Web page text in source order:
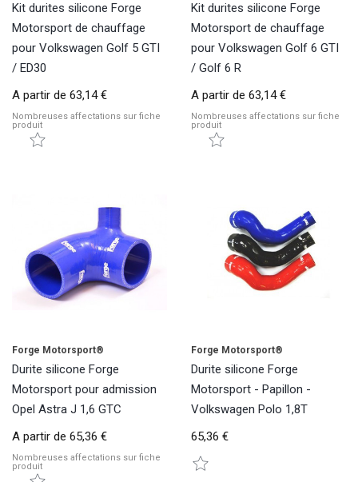
Kit durites silicone Forge
Motorsport de chauffage
pour Volkswagen Golf 5 GTI
/ ED30
A partir de 63,14 €
Nombreuses affectations sur fiche
produit
Kit durites silicone Forge
Motorsport de chauffage
pour Volkswagen Golf 6 GTI
/ Golf 6 R
A partir de 63,14 €
Nombreuses affectations sur fiche
produit
Forge Motorsport®
Durite silicone Forge
Motorsport pour admission
Opel Astra J 1,6 GTC
A partir de 65,36 €
Nombreuses affectations sur fiche
produit
Forge Motorsport®
Durite silicone Forge
Motorsport - Papillon -
Volkswagen Polo 1,8T
65,36 €